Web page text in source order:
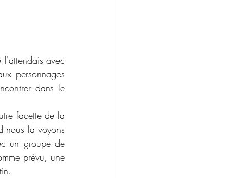
avec
personnages
dans le
facette de la
nous la voyons
un groupe de
prévu, une